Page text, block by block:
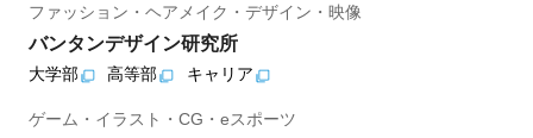
ファッション・ヘアメイク・デザイン・映像
バンタンデザイン研究所
大学部 高等部 キャリア
ゲーム・イラスト・CG・eスポーツ